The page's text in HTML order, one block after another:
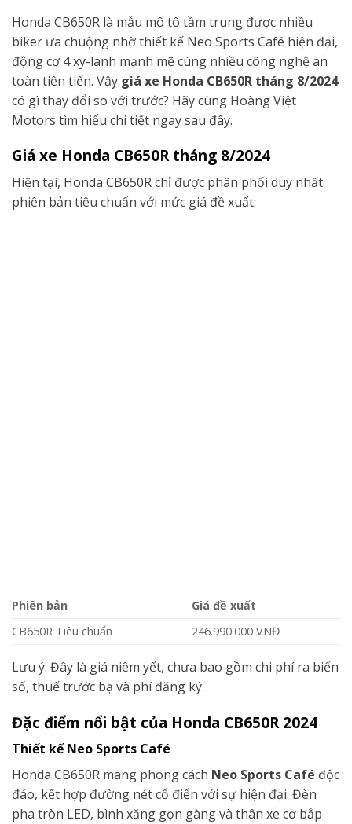
Honda CB650R là mẫu mô tô tầm trung được nhiều
biker ưa chuộng nhờ thiết kế Neo Sports Café hiện đại,
động cơ 4 xy-lanh mạnh mẽ cùng nhiều công nghệ an
toàn tiên tiến. Vậy giá xe Honda CB650R tháng 8/2024
có gì thay đổi so với trước? Hãy cùng Hoàng Việt
Motors tìm hiểu chi tiết ngay sau đây.
Giá xe Honda CB650R tháng 8/2024
Hiện tại, Honda CB650R chỉ được phân phối duy nhất
phiên bản tiêu chuẩn với mức giá đề xuất:
Phiên bản
Giá đề xuất
CB650R Tiêu chuẩn
246.990.000 VNĐ
Lưu ý: Đây là giá niêm yết, chưa bao gồm chi phí ra biển
số, thuế trước bạ và phí đăng ký.
Đặc điểm nổi bật của Honda CB650R 2024
Thiết kế Neo Sports Café
Honda CB650R mang phong cách Neo Sports Café độc
đáo, kết hợp đường nét cổ điển với sự hiện đại. Đèn
pha tròn LED, bình xăng gọn gàng và thân xe cơ bắp